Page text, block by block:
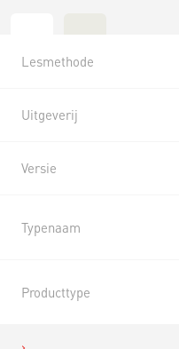
Lesmethode
Uitgeverij
Versie
Typenaam
Producttype